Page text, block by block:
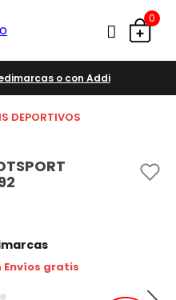
0
o con Addi
DEPORTIVOS
Envíos gratis